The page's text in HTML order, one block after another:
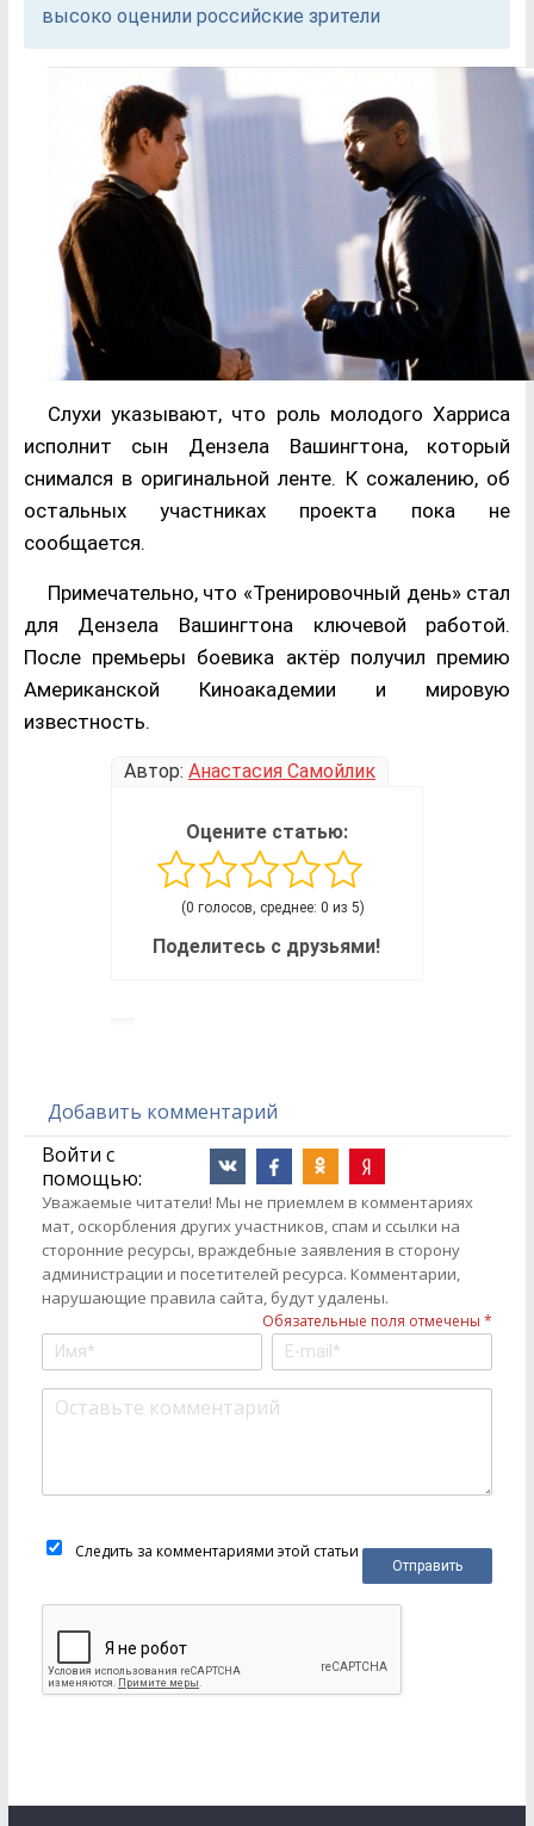
высоко оценили российские зрители
Cлухи указывают, что роль молодого Харриса
исполнит сын Дензела Вашингтона, который
снимался в оригинальной ленте. К сожалению, об
остальных участниках проекта пока не
сообщается.
Примечательно, что «Тренировочный день» стал
для Дензела Вашингтона ключевой работой.
После премьеры боевика актёр получил премию
Американской Киноакадемии и мировую
известность.
Автор: Анастасия Самойлик
Оцените статью:
(0 голосов, среднее: 0 из 5)
Поделитесь с друзьями!
Добавить комментарий
Войти с
помощью:
Уважаемые читатели! Мы не приемлем в комментариях
мат, оскорбления других участников, спам и ссылки на
сторонние ресурсы, враждебные заявления в сторону
администрации и посетителей ресурса. Комментарии,
нарушающие правила сайта, будут удалены.
Обязательные поля отмечены *
Следить за комментариями этой статьи